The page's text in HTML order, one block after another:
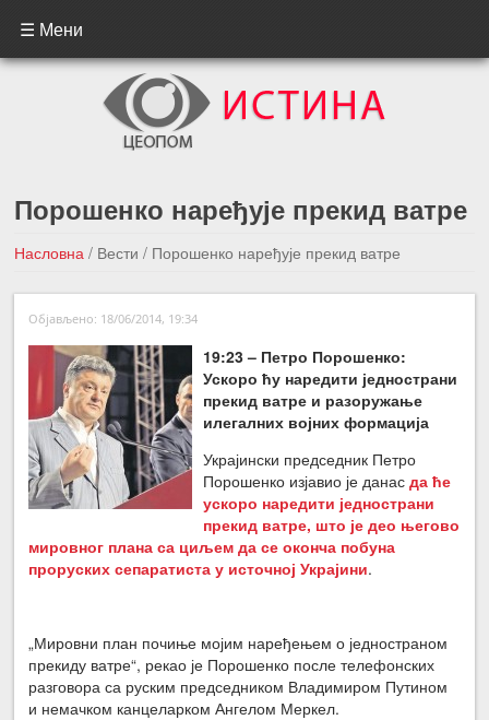
☰ Мени
Порошенко наређује прекид ватре
Насловна / Вести/ Порошенко наређује прекид ватре
←Претходна вест
Следећа вест →
Објављено: 18/06/2014, 19:34
19:23 – Петро Порошенко:
Ускоро ћу наредити једнострани
прекид ватре и разоружање
илегалних војних формација
Украјински председник Петро
Порошенко изјавио је данасда ће
ускоро наредити једнострани
прекид ватре, што је део његово
мировног плана са циљем да се оконча побуна
проруских сепаратиста у источној Украјини.
„Мировни план почиње мојим наређењем о једностраном
прекиду ватре“, рекао је Порошенко после телефонских
разговора са руским председником Владимиром Путином
и немачком канцеларком Ангелом Меркел.